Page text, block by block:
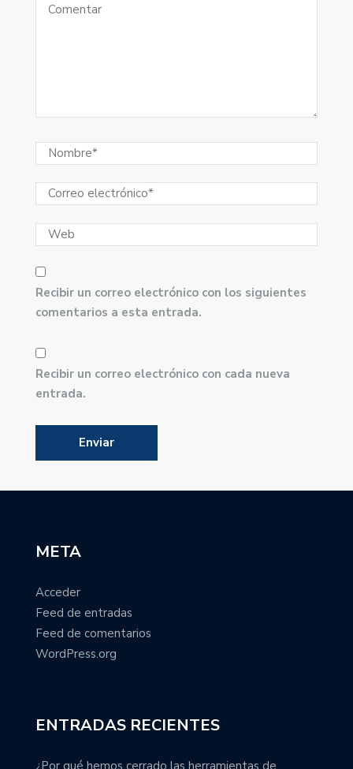
Recibir un correo electrónico con los siguientes
comentarios a esta entrada.
Recibir un correo electrónico con cada nueva
entrada.
META
Acceder
Feed de entradas
Feed de comentarios
WordPress.org
ENTRADAS RECIENTES
¿Por qué hemos cerrado las herramientas de